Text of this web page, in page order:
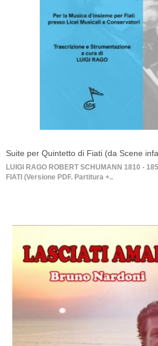
Suite per Quintetto di Fiati (da Scene
LUIGI RAGO ROBERT SCHUMANN 1810 -
FIATI (Versione PDF. Partitura +..